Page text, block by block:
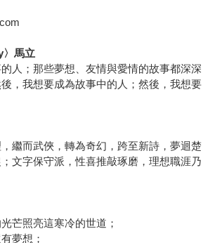
〉馬立
人；那些夢想、友情與愛情的故事都深深
，我想要成為故事中的人；然後，我想要
繼而武俠，轉為奇幻，跨至新詩，夢迴楚
文字保守派，性喜推敲琢磨，理想職涯乃
芒照亮這寒冷的世道；
夢想；